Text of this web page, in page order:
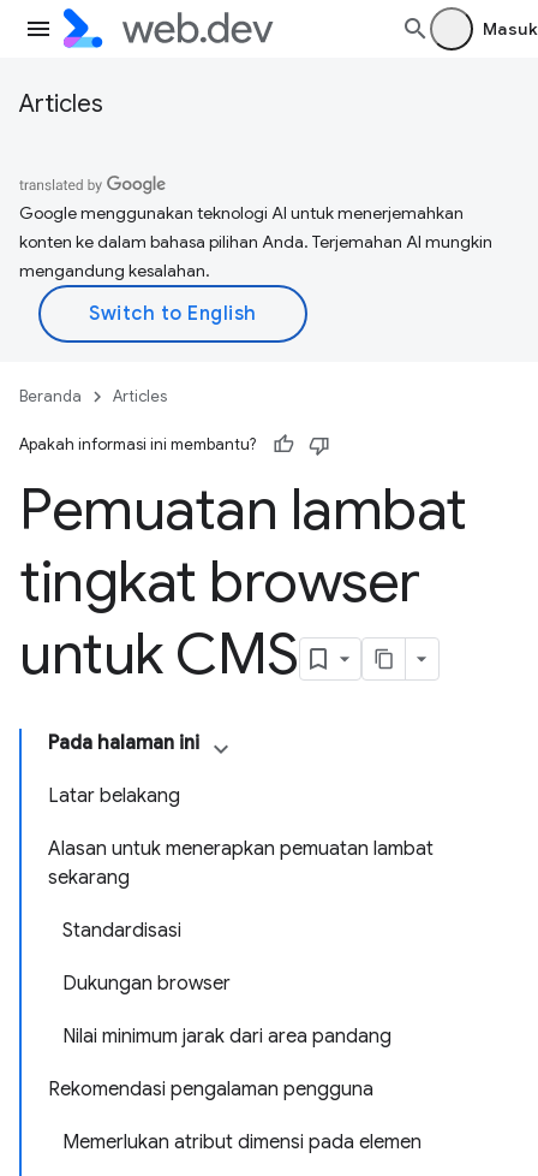
Masuk
Articles
Google menggunakan teknologi AI untuk menerjemahkan
konten ke dalam bahasa pilihan Anda. Terjemahan AI mungkin
mengandung kesalahan.
Beranda Articles
Apakah informasi ini membantu?
Pemuatan lambat
tingkat browser
untuk CMS
Pada halaman ini
Latar belakang
Alasan untuk menerapkan pemuatan lambat
sekarang
Standardisasi
Dukungan browser
Nilai minimum jarak dari area pandang
Rekomendasi pengalaman pengguna
Memerlukan atribut dimensi pada elemen